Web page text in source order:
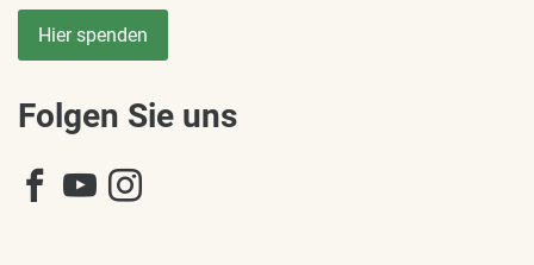
Hier spenden
Folgen Sie uns